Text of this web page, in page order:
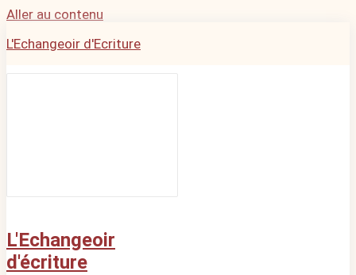
Aller au contenu
L'Echangeoir d'Ecriture
L'Echangeoir
d'écriture